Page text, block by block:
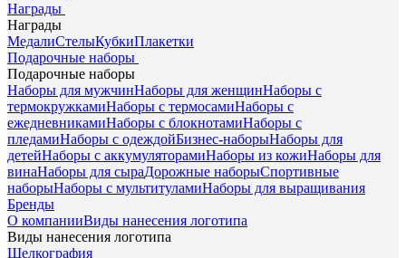
Награды
Награды
МедалиСтелыКубкиПлакетки
Подарочные наборы
Подарочные наборы
Наборы для мужчинНаборы для женщинНаборы с
термокружкамиНаборы с термосамиНаборы с
ежедневникамиНаборы с блокнотамиНаборы с
пледамиНаборы с одеждойБизнес-наборыНаборы для
детейНаборы с аккумуляторамиНаборы из кожиНаборы для
винаНаборы для сыраДорожные наборыСпортивные
наборыНаборы с мультитуламиНаборы для выращивания
Бренды
О компанииВиды нанесения логотипа
Виды нанесения логотипа
Шелкография